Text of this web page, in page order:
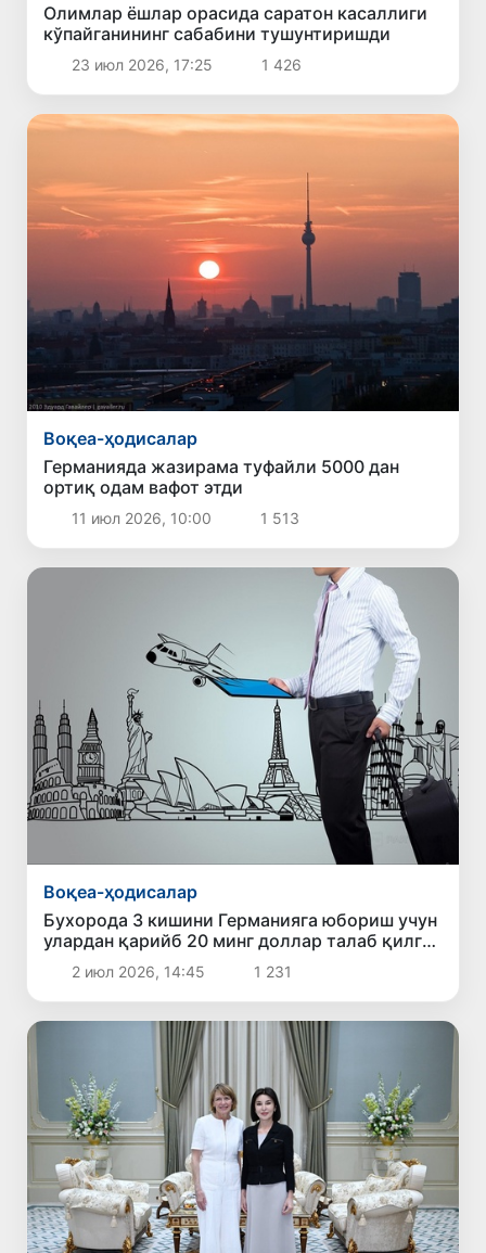
Олимлар ёшлар орасида саратон касаллиги
кўпайганининг сабабини тушунтиришди
23 июл 2026, 17:25 1 426
Воқеа-ҳодисалар
Германияда жазирама туфайли 5000 дан
ортиқ одам вафот этди
11 июл 2026, 10:00 1 513
Воқеа-ҳодисалар
Бухорода 3 кишини Германияга юбориш учун
улардан қарийб 20 минг доллар талаб қилган
шахс ушланди
2 июл 2026, 14:45 1 231